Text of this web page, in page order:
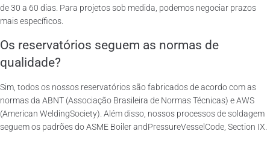
de 30 a 60 dias. Para projetos sob medida, podemos negociar prazos
mais específicos.
Os reservatórios seguem as normas de
qualidade?
Sim, todos os nossos reservatórios são fabricados de acordo com as
normas da ABNT (Associação Brasileira de Normas Técnicas) e AWS
(American WeldingSociety). Além disso, nossos processos de soldagem
seguem os padrões do ASME Boiler andPressureVesselCode, Section IX.